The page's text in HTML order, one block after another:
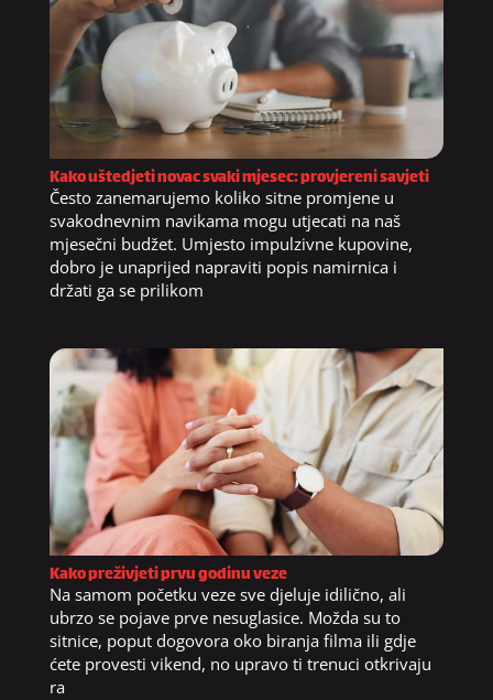
Kako uštedjeti novac svaki mjesec: provjereni savjeti
Često zanemarujemo koliko sitne promjene u
svakodnevnim navikama mogu utjecati na naš
mjesečni budžet. Umjesto impulzivne kupovine,
dobro je unaprijed napraviti popis namirnica i
držati ga se prilikom
Kako preživjeti prvu godinu veze
Na samom početku veze sve djeluje idilično, ali
ubrzo se pojave prve nesuglasice. Možda su to
sitnice, poput dogovora oko biranja filma ili gdje
ćete provesti vikend, no upravo ti trenuci otkrivaju
ra